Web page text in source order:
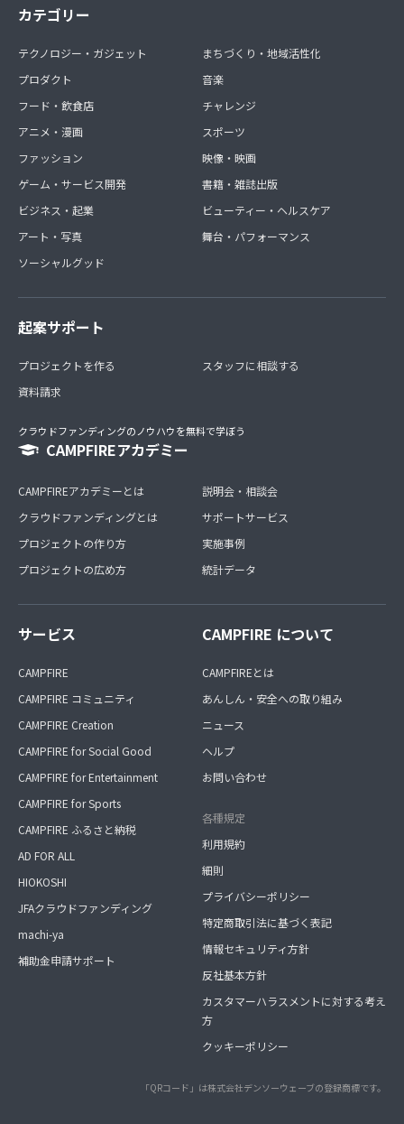
カテゴリー
テクノロジー・ガジェット
プロダクト
フード・飲食店
アニメ・漫画
ファッション
ゲーム・サービス開発
ビジネス・起業
アート・写真
ソーシャルグッド
まちづくり・地域活性化
音楽
チャレンジ
スポーツ
映像・映画
書籍・雑誌出版
ビューティー・ヘルスケア
舞台・パフォーマンス
起案サポート
プロジェクトを作る
資料請求
スタッフに相談する
クラウドファンディングのノウハウを無料で学ぼう
CAMPFIREアカデミー
CAMPFIREアカデミーとは
クラウドファンディングとは
プロジェクトの作り方
プロジェクトの広め方
説明会・相談会
サポートサービス
実施事例
統計データ
サービス
CAMPFIRE
CAMPFIRE コミュニティ
CAMPFIRE Creation
CAMPFIRE for Social Good
CAMPFIRE for Entertainment
CAMPFIRE for Sports
CAMPFIRE ふるさと納税
AD FOR ALL
HIOKOSHI
JFAクラウドファンディング
machi-ya
補助金申請サポート
CAMPFIRE について
CAMPFIREとは
あんしん・安全への取り組み
ニュース
ヘルプ
お問い合わせ
各種規定
利用規約
細則
プライバシーポリシー
特定商取引法に基づく表記
情報セキュリティ方針
反社基本方針
カスタマーハラスメントに対する考え
方
クッキーポリシー
「QRコード」は株式会社デンソーウェーブの登録商標です。